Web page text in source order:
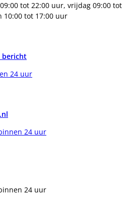
tot 22:00 uur, vrijdag 09:00 tot
10:00 tot 17:00 uur
bericht
24 uur
24 uur
24 uur